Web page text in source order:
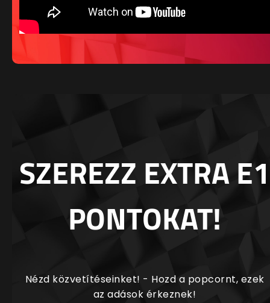
SZEREZZ EXTRA E1
PONTOKAT!
Nézd közvetítéseinket! - Hozd a popcornt, ezek
az adások érkeznek!